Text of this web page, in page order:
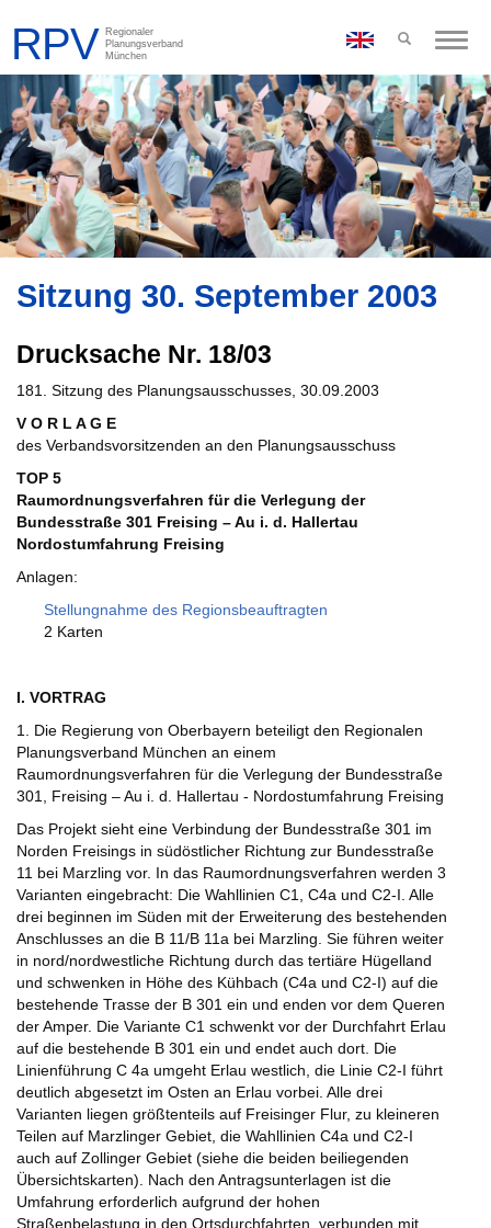
Toggle
Sitzung 30. September 2003
Drucksache Nr. 18/03
181. Sitzung des Planungsausschusses, 30.09.2003
V O R L A G E
des Verbandsvorsitzenden an den Planungsausschuss
TOP 5
Raumordnungsverfahren für die Verlegung der
Bundesstraße 301 Freising – Au i. d. Hallertau
Nordostumfahrung Freising
Anlagen:
Stellungnahme des Regionsbeauftragten
2 Karten
I. VORTRAG
1. Die Regierung von Oberbayern beteiligt den Regionalen
Planungsverband München an einem
Raumordnungsverfahren für die Verlegung der Bundesstraße
301, Freising – Au i. d. Hallertau - Nordostumfahrung Freising
Das Projekt sieht eine Verbindung der Bundesstraße 301 im
Norden Freisings in südöstlicher Richtung zur Bundesstraße
11 bei Marzling vor. In das Raumordnungsverfahren werden 3
Varianten eingebracht: Die Wahllinien C1, C4a und C2-I. Alle
drei beginnen im Süden mit der Erweiterung des bestehenden
Anschlusses an die B 11/B 11a bei Marzling. Sie führen weiter
in nord/nordwestliche Richtung durch das tertiäre Hügelland
und schwenken in Höhe des Kühbach (C4a und C2-I) auf die
bestehende Trasse der B 301 ein und enden vor dem Queren
der Amper. Die Variante C1 schwenkt vor der Durchfahrt Erlau
auf die bestehende B 301 ein und endet auch dort. Die
Linienführung C 4a umgeht Erlau westlich, die Linie C2-I führt
deutlich abgesetzt im Osten an Erlau vorbei. Alle drei
Varianten liegen größtenteils auf Freisinger Flur, zu kleineren
Teilen auf Marzlinger Gebiet, die Wahllinien C4a und C2-I
auch auf Zollinger Gebiet (siehe die beiden beiliegenden
Übersichtskarten). Nach den Antragsunterlagen ist die
Umfahrung erforderlich aufgrund der hohen
Straßenbelastung in den Ortsdurchfahrten, verbunden mit